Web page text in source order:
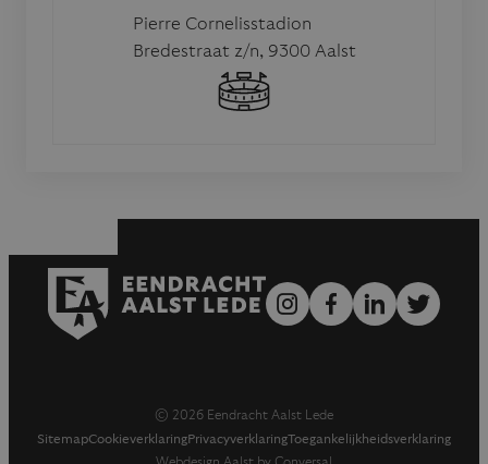
Pierre Cornelisstadion
Bredestraat z/n, 9300 Aalst
© 2026 Eendracht Aalst Lede
SitemapCookieverklaringPrivacyverklaringToegankelijkheidsverklaring